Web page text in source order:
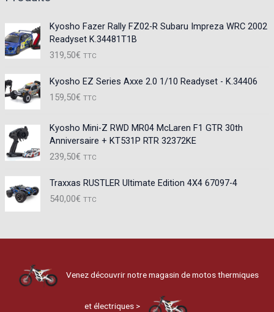
Kyosho Fazer Rally FZ02-R Subaru Impreza WRC 2002
Readyset K.34481T1B
319,50€ TTC
Kyosho EZ Series Axxe 2.0 1/10 Readyset - K.34406
159,50€ TTC
Kyosho Mini-Z RWD MR04 McLaren F1 GTR 30th
Anniversaire + KT531P RTR 32372KE
239,50€ TTC
Traxxas RUSTLER Ultimate Edition 4X4 67097-4
540,00€ TTC
Venez découvrir notre magasin de motos thermiques
et électriques >